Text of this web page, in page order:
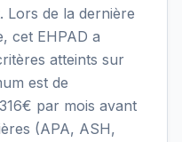
Lors de la dernière
cet EHPAD a
atteints sur
est de
par mois avant
(APA, ASH,